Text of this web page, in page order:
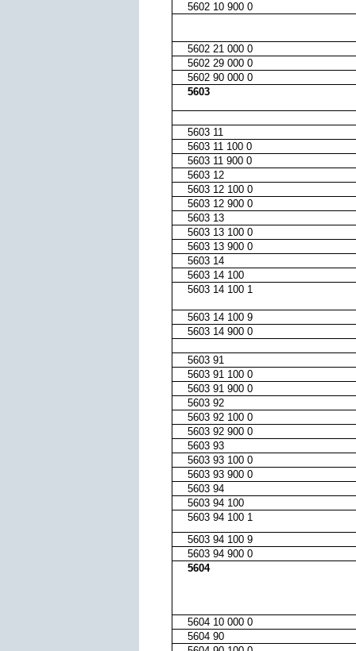
5602 10 900 0
5602 21 000 0
5602 29 000 0
5602 90 000 0
5603
5603 11
5603 11 100 0
5603 11 900 0
5603 12
5603 12 100 0
5603 12 900 0
5603 13
5603 13 100 0
5603 13 900 0
5603 14
5603 14 100
5603 14 100 1
5603 14 100 9
5603 14 900 0
5603 91
5603 91 100 0
5603 91 900 0
5603 92
5603 92 100 0
5603 92 900 0
5603 93
5603 93 100 0
5603 93 900 0
5603 94
5603 94 100
5603 94 100 1
5603 94 100 9
5603 94 900 0
5604
5604 10 000 0
5604 90